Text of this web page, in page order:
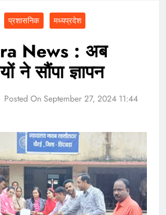
प्रशासनिक मध्यप्रदेश
News : अब
ने सौंपा ज्ञापन
Posted On September 27, 2024 11:44